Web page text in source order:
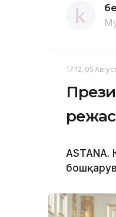
17:12, 05
ASTANА.